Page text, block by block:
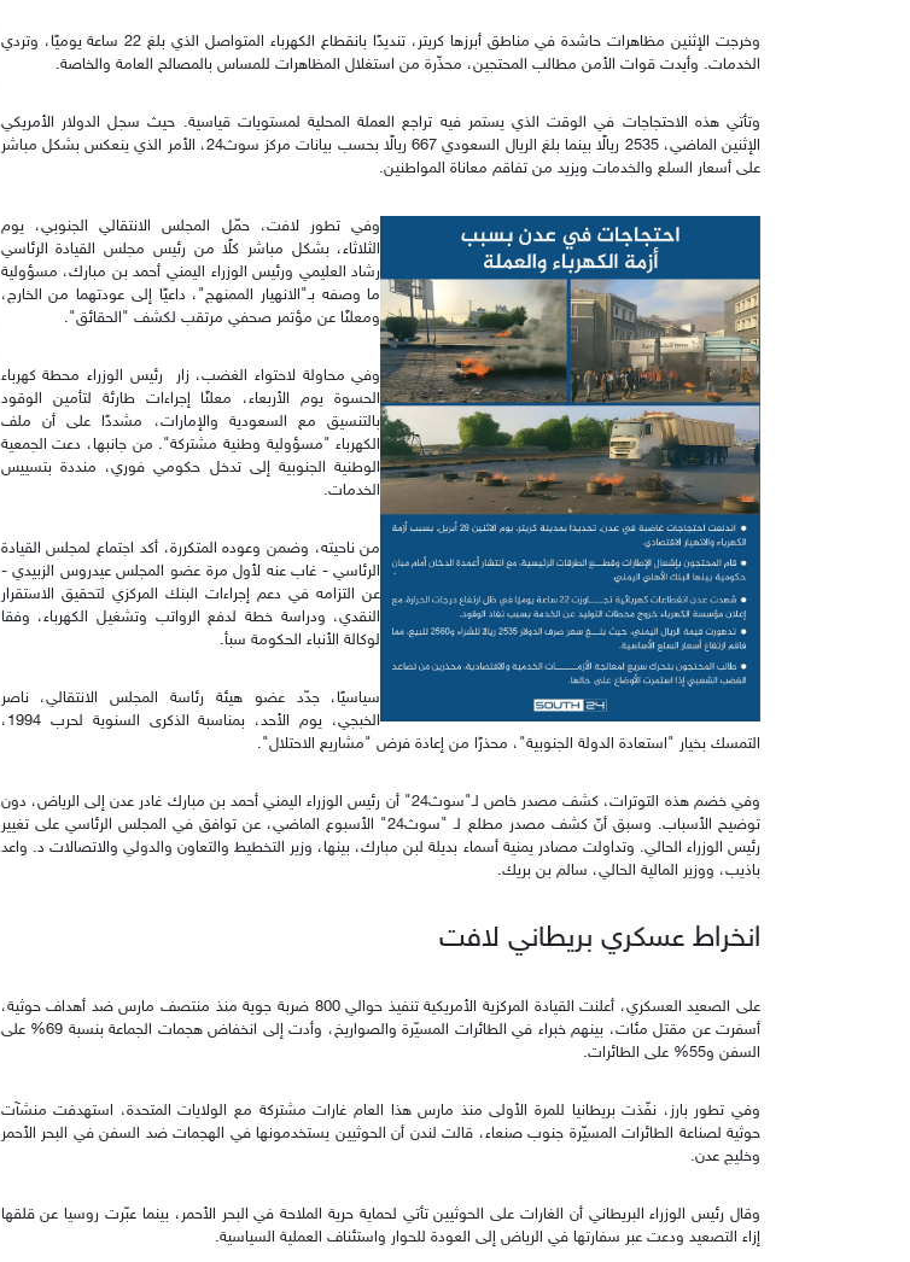
وخرجت الإثنين مظاهرات حاشدة في مناطق أبرزها كريتر، تنديدًا بانقطاع الكهرباء المتواصل الذي بلغ 22 ساعة يوميًا، وتردي
الخدمات. وأيدت قوات الأمن مطالب المحتجين، محذّرة من استغلال المظاهرات للمساس بالمصالح العامة والخاصة.
وتأتي هذه الاحتجاجات في الوقت الذي يستمر فيه تراجع العملة المحلية لمستويات قياسية. حيث سجل الدولار الأمريكي
الإثنين الماضي، 2535 ريالًا بينما بلغ الريال السعودي 667 ريالًا بحسب بيانات مركز سوث24، الأمر الذي ينعكس بشكل مباشر
على أسعار السلع والخدمات ويزيد من تفاقم معاناة المواطنين.
وفي تطور لافت، حمّل المجلس الانتقالي الجنوبي، يوم
الثلاثاء، بشكل مباشر كلًا من رئيس مجلس القيادة الرئاسي
رشاد العليمي ورئيس الوزراء اليمني أحمد بن مبارك، مسؤولية
ما وصفه بـ"الانهيار الممنهج"، داعيًا إلى عودتهما من الخارج،
ومعلنًا عن مؤتمر صحفي مرتقب لكشف "الحقائق".
وفي محاولة لاحتواء الغضب، زار رئيس الوزراء محطة كهرباء
الحسوة يوم الأربعاء، معلنًا إجراءات طارئة لتأمين الوقود
بالتنسيق مع السعودية والإمارات، مشددًا على أن ملف
الكهرباء "مسؤولية وطنية مشتركة". من جانبها، دعت الجمعية
الوطنية الجنوبية إلى تدخل حكومي فوري، منددة بتسييس
الخدمات.
من ناحيته، وضمن وعوده المتكررة، أكد اجتماع لمجلس القيادة
الرئاسي - غاب عنه لأول مرة عضو المجلس عيدروس الزبيدي -
عن التزامه في دعم إجراءات البنك المركزي لتحقيق الاستقرار
النقدي، ودراسة خطة لدفع الرواتب وتشغيل الكهرباء، وفقا
لوكالة الأنباء الحكومة سبأ.
سياسيًا، جدّد عضو هيئة رئاسة المجلس الانتقالي، ناصر
الخبجي، يوم الأحد، بمناسبة الذكرى السنوية لحرب 1994،
التمسك بخيار "استعادة الدولة الجنوبية"، محذرًا من إعادة فرض "مشاريع الاحتلال".
وفي خضم هذه التوترات، كشف مصدر خاص لـ"سوث24" أن رئيس الوزراء اليمني أحمد بن مبارك غادر عدن إلى الرياض، دون
توضيح الأسباب. وسبق أنّ كشف مصدر مطلع لـ "سوث24" الأسبوع الماضي، عن توافق في المجلس الرئاسي على تغيير
رئيس الوزراء الحالي. وتداولت مصادر يمنية أسماء بديلة لبن مبارك، بينها، وزير التخطيط والتعاون والدولي والاتصالات د. واعد
باذيب، ووزير المالية الحالي، سالم بن بريك.
انخراط عسكري بريطاني لافت
على الصعيد العسكري، أعلنت القيادة المركزية الأمريكية تنفيذ حوالي 800 ضربة جوية منذ منتصف مارس ضد أهداف حوثية،
أسفرت عن مقتل مئات، بينهم خبراء في الطائرات المسيّرة والصواريخ، وأدت إلى انخفاض هجمات الجماعة بنسبة 69% على
السفن و55% على الطائرات.
وفي تطور بارز، نفّذت بريطانيا للمرة الأولى منذ مارس هذا العام غارات مشتركة مع الولايات المتحدة، استهدفت منشآت
حوثية لصناعة الطائرات المسيّرة جنوب صنعاء، قالت لندن أن الحوثيين يستخدمونها في الهجمات ضد السفن في البحر الأحمر
وخليج عدن.
وقال رئيس الوزراء البريطاني أن الغارات على الحوثيين تأتي لحماية حرية الملاحة في البحر الأحمر، بينما عبّرت روسيا عن قلقها
إزاء التصعيد ودعت عبر سفارتها في الرياض إلى العودة للحوار واستئناف العملية السياسية.